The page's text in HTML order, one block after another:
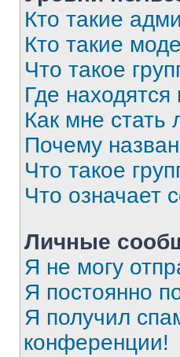
Кто такие
Кто такие
Что такое
Где
Как мне стать
Почему
Что такое
Что означает
Личные
Я не могу
Я постоянно
Я получил
конференции!